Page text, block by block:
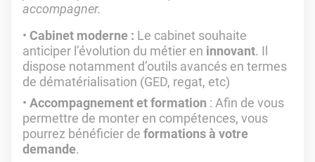
accompagner.
Cabinet moderne : Le cabinet souhaite
anticiper l’évolution du métier en innovant. Il
dispose notamment d’outils avancés en termes
de dématérialisation (GED, regat, etc)
Accompagnement et formation : Afin de vous
permettre de monter en compétences, vous
pourrez bénéficier de formations à votre
demande.